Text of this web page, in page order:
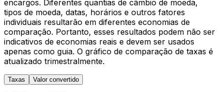
encargos. Diferentes quantias de câmbio de moeda,
tipos de moeda, datas, horários e outros fatores
individuais resultarão em diferentes economias de
comparação. Portanto, esses resultados podem não ser
indicativos de economias reais e devem ser usados
apenas como guia. O gráfico de comparação de taxas é
atualizado trimestralmente.
Taxas Valor convertido